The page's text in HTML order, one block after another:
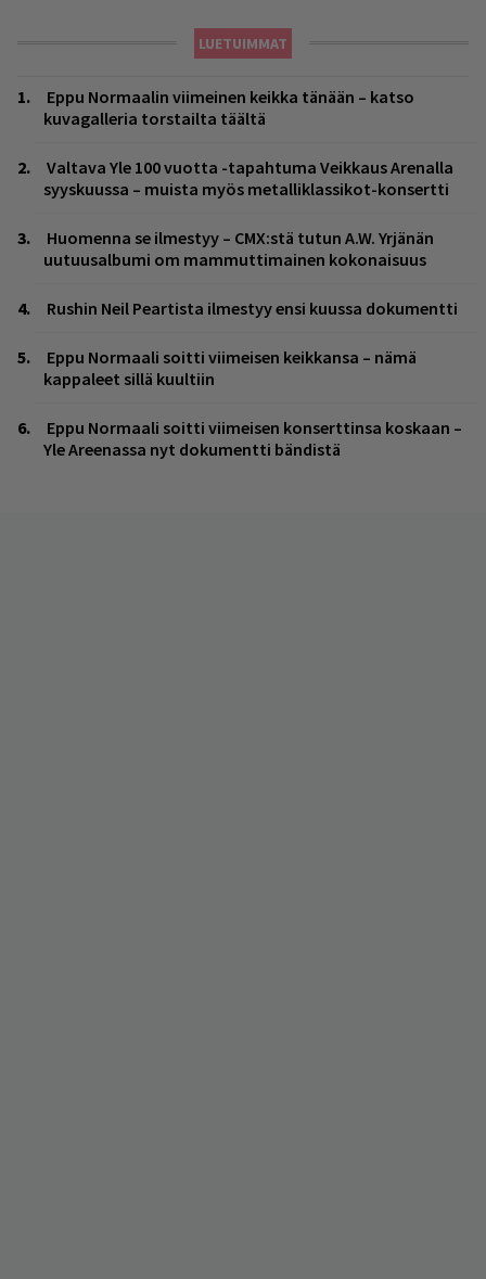
LUETUIMMAT
Eppu Normaalin viimeinen keikka tänään – katso
kuvagalleria torstailta täältä
Valtava Yle 100 vuotta -tapahtuma Veikkaus Arenalla
syyskuussa – muista myös metalliklassikot-konsertti
Huomenna se ilmestyy – CMX:stä tutun A.W. Yrjänän
uutuusalbumi om mammuttimainen kokonaisuus
Rushin Neil Peartista ilmestyy ensi kuussa dokumentti
Eppu Normaali soitti viimeisen keikkansa – nämä
kappaleet sillä kuultiin
Eppu Normaali soitti viimeisen konserttinsa koskaan –
Yle Areenassa nyt dokumentti bändistä